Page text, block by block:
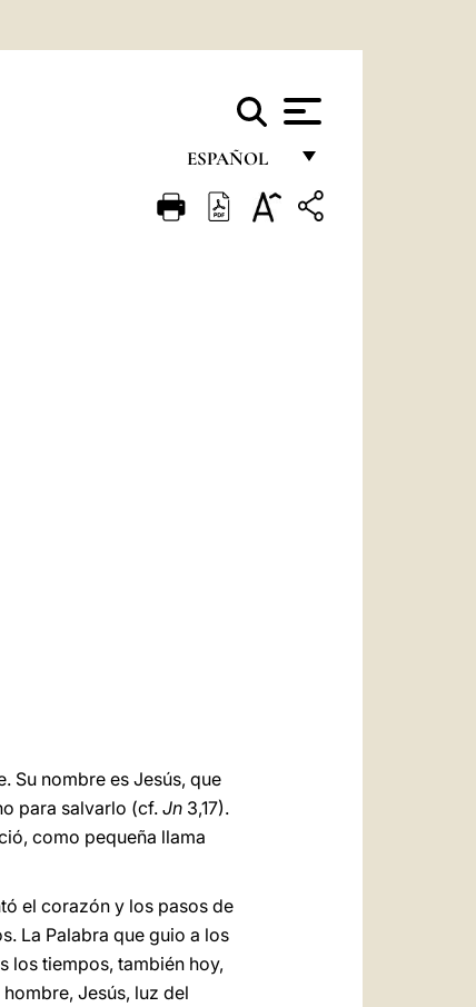
ESPAÑOL
FRANÇAIS
Su nombre es Jesús, que
para salvarlo (cf. Jn 3,17).
como pequeña llama
el corazón y los pasos de
La Palabra que guio a los
los tiempos, también hoy,
Jesús, luz del